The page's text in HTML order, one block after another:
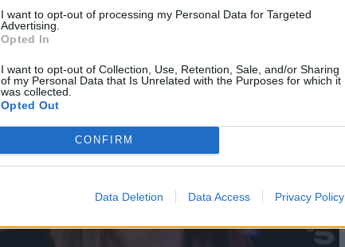
I want to opt-out of processing my Personal Data for Targeted
Advertising.
Opted In
I want to opt-out of Collection, Use, Retention, Sale, and/or Sharing
of my Personal Data that Is Unrelated with the Purposes for which it
was collected.
Opted Out
CONFIRM
Data Deletion Data Access Privacy Policy